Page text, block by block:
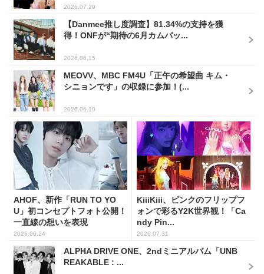
2026.07.29
【Danmee推し度調査】81.34%の支持を獲
得！ONFが“期待の6月カムバッ...
2026.06.15
MEOVV、MBC FM4U「正午の希望曲 キム・
シニョンです」の収録に参加！(...
2026.06.10
AHOF、新作「RUN TO YO
U」初コンセプトフォト公開！
一直線の想いを表現
2026.06.24
KiiiKiii、ピンクのフリップフ
ォンで彩るY2K世界観！「Ca
ndy Pin...
2026.07.31
ALPHA DRIVE ONE、2ndミニアルバム「UNB
REAKABLE : ...